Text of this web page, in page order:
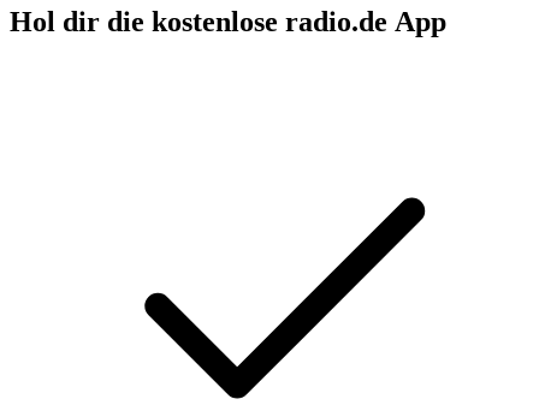
Hol dir die kostenlose radio.de App